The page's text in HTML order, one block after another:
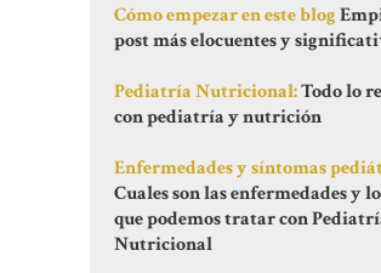
Cómo empezar en este blog
post más elocuentes y
Pediatría Nutricional:Todo lo
con pediatría y nutrición
Enfermedades y síntomas
Cuales son las enfermedades y
que podemos tratar con
Nutricional